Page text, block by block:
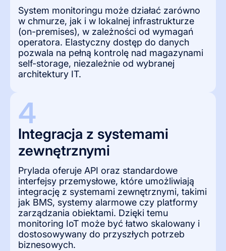
System monitoringu może działać zarówno
w chmurze, jak i w lokalnej infrastrukturze
(on-premises), w zależności od wymagań
operatora. Elastyczny dostęp do danych
pozwala na pełną kontrolę nad magazynami
self-storage, niezależnie od wybranej
architektury IT.
4
Integracja z systemami
zewnętrznymi
Prylada oferuje API oraz standardowe
interfejsy przemysłowe, które umożliwiają
integrację z systemami zewnętrznymi, takimi
jak BMS, systemy alarmowe czy platformy
zarządzania obiektami. Dzięki temu
monitoring IoT może być łatwo skalowany i
dostosowywany do przyszłych potrzeb
biznesowych.